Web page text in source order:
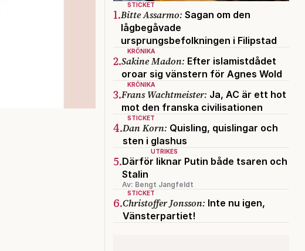
STICKET
1.Bitte Assarmo: Sagan om den
lågbegåvade
ursprungsbefolkningen i Filipstad
KRÖNIKA
2.Sakine Madon: Efter islamistdådet
oroar sig vänstern för Agnes Wold
KRÖNIKA
3.Frans Wachtmeister: Ja, AC är ett hot
mot den franska civilisationen
STICKET
4.Dan Korn: Quisling, quislingar och
sten i glashus
UTRIKES
5.Därför liknar Putin både tsaren och
Stalin
Av: Bengt Jangfeldt
STICKET
6.Christoffer Jonsson: Inte nu igen,
Vänsterpartiet!